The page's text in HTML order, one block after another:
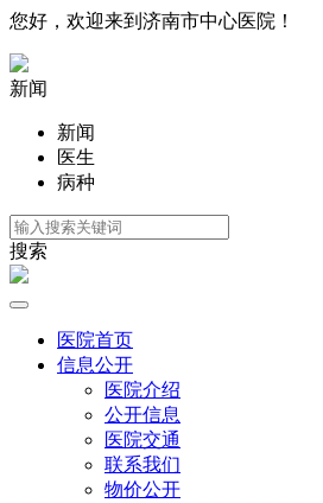
您好，欢迎来到济南市中心医院！
新闻
新闻
医生
病种
搜索
医院首页
信息公开
医院介绍
公开信息
医院交通
联系我们
物价公开